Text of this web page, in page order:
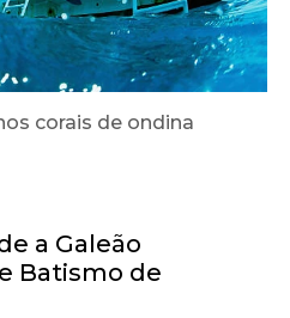
corais de ondina
a Galeão
Batismo de